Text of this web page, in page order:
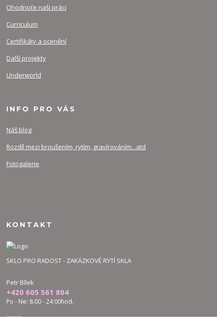
Ohodnoťe naši práci
Curriculum
Certifikáty a ocenění
Další projekty
Underworld
INFO PRO VÁS
Náš blog
Rozdíl mezi broušením, rytím, gravírováním...atd
Fotogalerie
KONTAKT
SKLO PRO RADOST - ZAKÁZKOVÉ RYTÍ SKLA
Petr Bílek
+420 605 561 804
Po - Ne: 8:00 - 24:00hod.
bilek.petr@skloproradost.cz